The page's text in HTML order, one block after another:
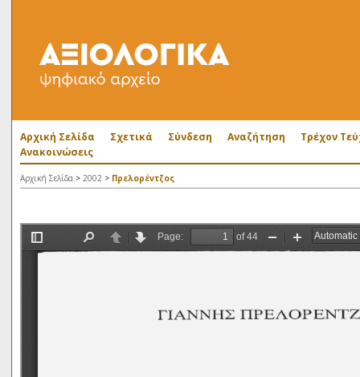
Αρχική Σελίδα Σχετικά Σύνδεση Αναζήτηση
Τρέχον
Ανακοινώσεις
Αρχική Σελίδα > 2002 > Πρελορέντζος